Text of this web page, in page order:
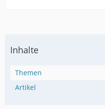
Inhalte
Themen
Artikel